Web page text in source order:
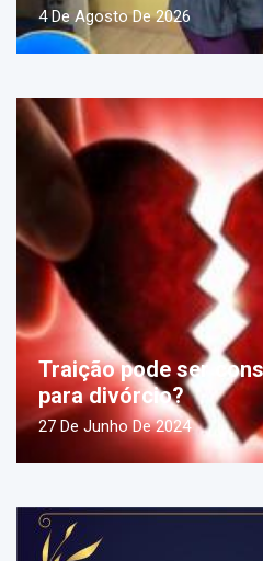
4 De Agosto De 2026
Traição pode ser
para divórcio?
27 De Junho De 2024